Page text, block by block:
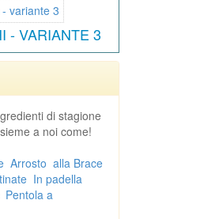
- VARIANTE 3
di stagione
a noi come!
Arrosto alla Brace
In padella
Pentola a